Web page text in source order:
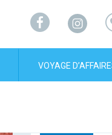
Instagram
VOYAGE